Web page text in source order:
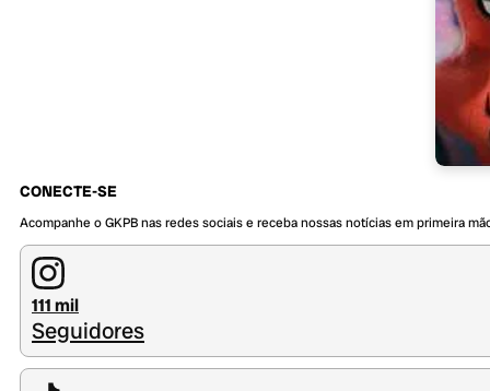
CONECTE-SE
Acompanhe o GKPB nas redes sociais e receba nossas notícias em primeira
111 mil
Seguidores